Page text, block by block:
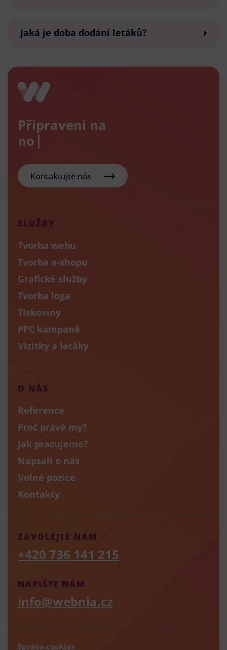
Jaká je doba dodání letáků?
Připraveni na
nový e-s
Kontaktujte nás
SLUŽBY
Tvorba webu
Tvorba e-shopu
Grafické služby
Tvorba loga
Tiskoviny
PPC kampaně
Vizitky a letáky
O NÁS
Reference
Proč právě my?
Jak pracujeme?
Napsali o nás
Volné pozice
Kontakty
NAPIŠTE NÁM
info@webnia.cz
ZAVOLEJTE NÁM
+420 736 141 215
Správa cookies